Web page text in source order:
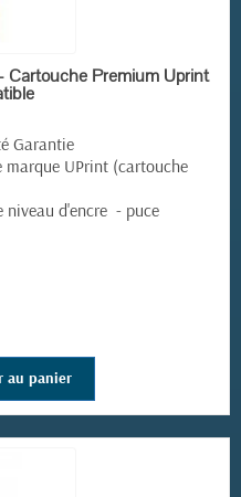
Cartouche Premium Uprint
Garantie
UPrint (cartouche
d'encre - puce
au panier